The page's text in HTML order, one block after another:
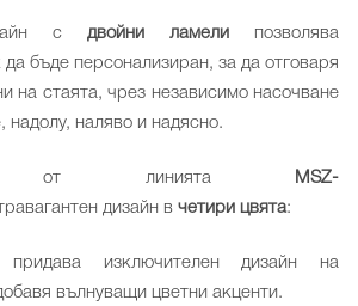
сдвойни ламели позволява
бъде персонализиран, за да отговаря
на стаята, чрез независимо насочване
надолу, наляво и надясно.
от линиятаMSZ-
дизайн вчетири цвята:
придава изключителен дизайн на
вълнуващи цветни акценти.